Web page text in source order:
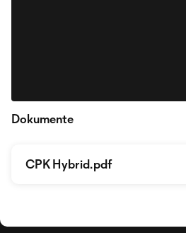
Dokumente
CPK Hybrid.pdf